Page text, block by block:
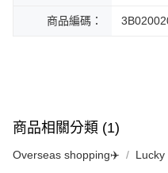
商品編碼：
商品相關分類 (1)
Overseas shopping✈️ Lucky